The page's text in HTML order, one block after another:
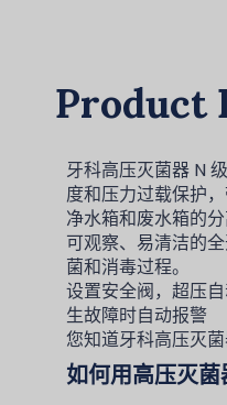
Product
牙科高压灭菌器 N
度和压力过载保护
净水箱和废水箱的
可观察、易清洁的
菌和消毒过程。
设置安全阀，超压
生故障时自动报警
您知道牙科高压灭
如何用高压灭